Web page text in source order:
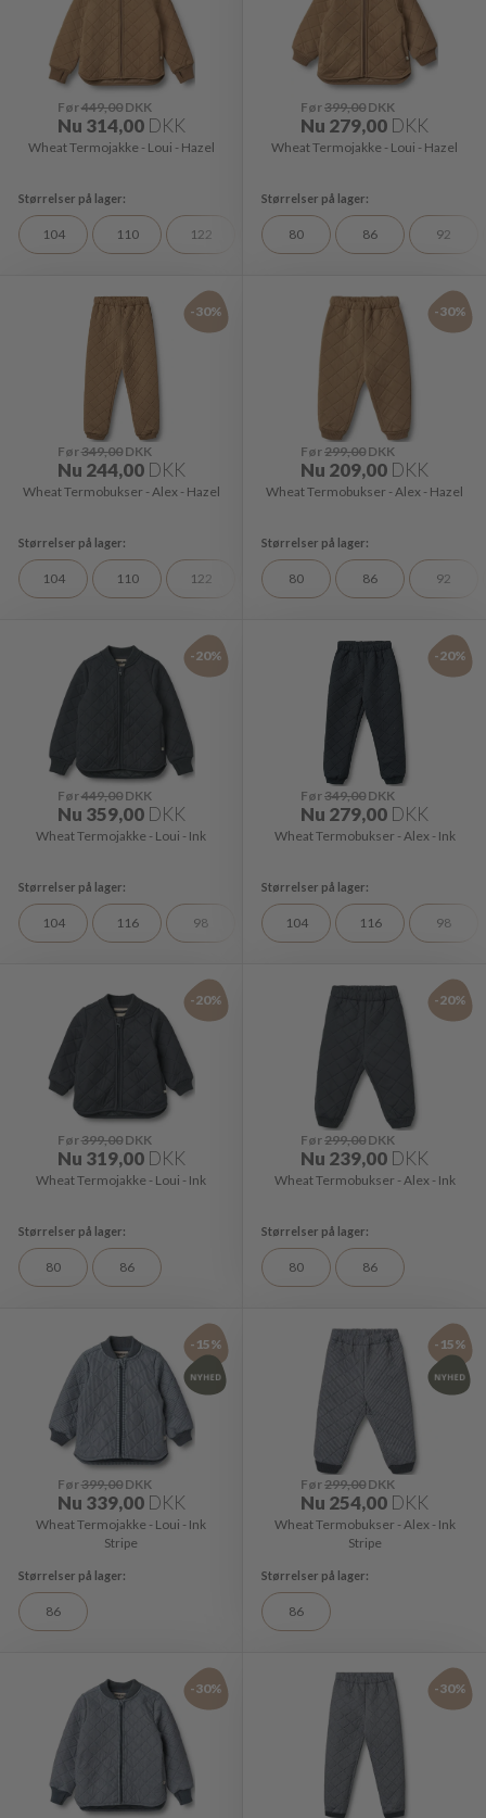
Før449,00DKK
Nu 314,00 DKK
Wheat Termojakke - Loui - Hazel
104 110 122 128
Før399,00 DKK
Nu 279,00 DKK
Wheat Termojakke - Loui - Hazel
80 86 92
-30%
Før349,00DKK
Nu 244,00 DKK
Wheat Termobukser - Alex - Hazel
104 110 122 128
-30%
Før299,00 DKK
Nu 209,00 DKK
Wheat Termobukser - Alex - Hazel
80 86 92
-20%
Før449,00DKK
Nu 359,00 DKK
Wheat Termojakke - Loui - Ink
104 116 98
-20%
Før349,00 DKK
Nu 279,00 DKK
Wheat Termobukser - Alex - Ink
104 116 98
-20%
Før399,00DKK
Nu 319,00 DKK
Wheat Termojakke - Loui - Ink
80 86
-20%
Før299,00 DKK
Nu 239,00 DKK
Wheat Termobukser - Alex - Ink
80 86
-15%
Før399,00DKK
Nu 339,00 DKK
Wheat Termojakke - Loui - Ink
Stripe
86
-15%
Før299,00 DKK
Nu 254,00 DKK
Wheat Termobukser - Alex - Ink
Stripe
86
-30% -30%